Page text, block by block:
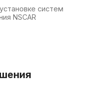
систем
NSCAR